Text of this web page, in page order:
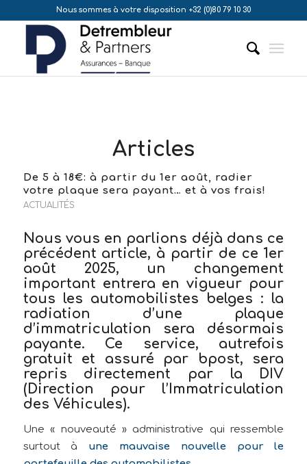
Nous sommes à votre disposition +32 (0)80 79 10 30
Articles
De 5 à 18€: à partir du 1er août, radier
votre plaque sera payant… et à vos frais!
ACTUALITÉS
Nous vous en parlions déjà dans ce
précédent article, à partir de ce 1er
août 2025, un changement
important entrera en vigueur pour
tous les automobilistes belges : la
radiation d’une plaque
d’immatriculation sera désormais
payante. Ce service, autrefois
gratuit et assuré par bpost, sera
repris directement par la DIV
(Direction pour l’Immatriculation
des Véhicules).
Une « nouveauté » administrative qui ressemble
surtout à une mauvaise nouvelle pour le